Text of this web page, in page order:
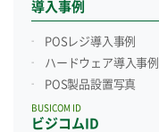
導入事例
POSレジ導入事例
ハードウェア導入事例
POS製品設置写真
ビジコムID
BUSICOM ID